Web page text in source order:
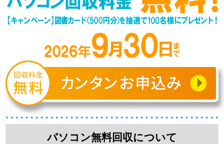
パソコン無料回収について